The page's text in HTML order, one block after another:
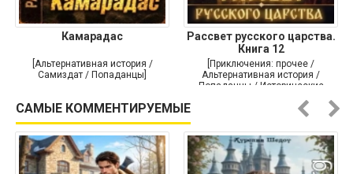
Камарадас
[Альтернативная история /
Самиздат / Попаданцы]
Рассвет русского царства.
Книга 12
[Приключения: прочее /
Альтернативная история /
Попаданцы / Исторические
САМЫЕ КОММЕНТИРУЕМЫЕ